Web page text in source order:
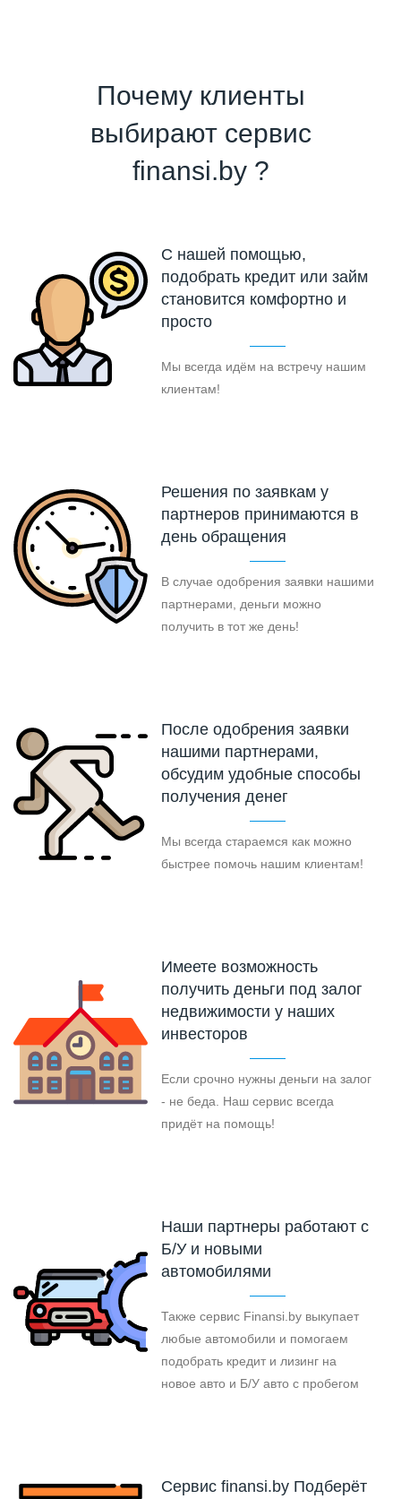
Почему клиенты
выбирают сервис
finansi.by ?
С нашей помощью,
подобрать кредит или займ
становится комфортно и
просто
Мы всегда идём на встречу нашим
клиентам!
Решения по заявкам у
партнеров принимаются в
день обращения
В случае одобрения заявки нашими
партнерами, деньги можно
получить в тот же день!
После одобрения заявки
нашими партнерами,
обсудим удобные способы
получения денег
Мы всегда стараемся как можно
быстрее помочь нашим клиентам!
Имеете возможность
получить деньги под залог
недвижимости у наших
инвесторов
Если срочно нужны деньги на залог
- не беда. Наш сервис всегда
придёт на помощь!
Наши партнеры работают с
Б/У и новыми
автомобилями
Также сервис Finansi.by выкупает
любые автомобили и помогаем
подобрать кредит и лизинг на
новое авто и Б/У авто с пробегом
Cервис finansi.by Подберёт